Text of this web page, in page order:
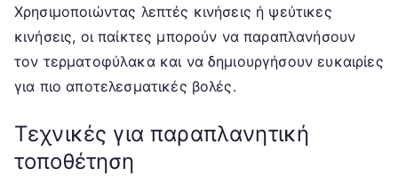
Χρησιμοποιώντας λεπτές κινήσεις ή ψεύτικες
κινήσεις, οι παίκτες μπορούν να παραπλανήσουν
τον τερματοφύλακα και να δημιουργήσουν ευκαιρίες
για πιο αποτελεσματικές βολές.
Τεχνικές για παραπλανητική
τοποθέτηση